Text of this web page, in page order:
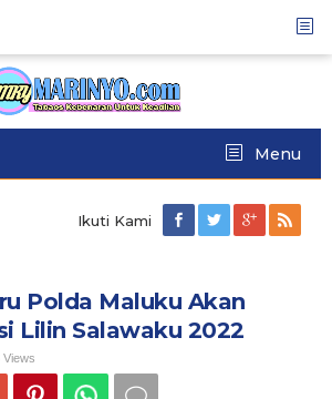
Menu
Ikuti Kami
Polda Maluku Akan
Lilin Salawaku 2022
Views